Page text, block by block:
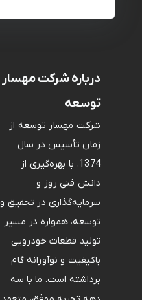
درباره شرکت مهسار
توسعه
شرکت مهسار توسعه از
زمان تأسیس در سال
1374، با بهره‌گیری از
دانش فنی روز و
سرمایه‌گذاری در تحقیق و
توسعه، همواره در مسیر
تولید قطعات خودرویی
باکیفیت و نوآورانه گام
برداشته است. ما با سه